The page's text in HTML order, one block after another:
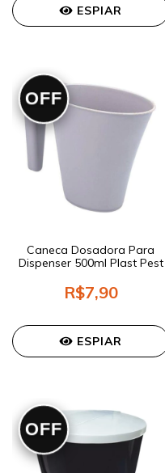
ESPIAR
OFF
Caneca Dosadora Para
Dispenser 500ml Plast Pest
R$7,90
ESPIAR
OFF